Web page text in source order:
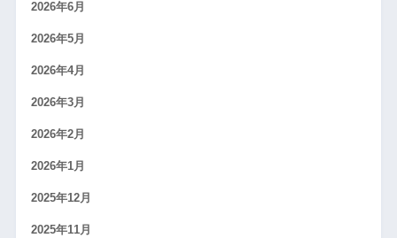
2026年6月
2026年5月
2026年4月
2026年3月
2026年2月
2026年1月
2025年12月
2025年11月